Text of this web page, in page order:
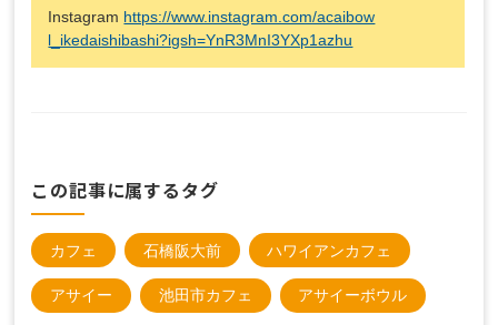
Instagram https://www.instagram.com/acaibow
l_ikedaishibashi?igsh=YnR3MnI3YXp1azhu
この記事に属するタグ
カフェ 石橋阪大前 ハワイアンカフェ
アサイー 池田市カフェ アサイーボウル